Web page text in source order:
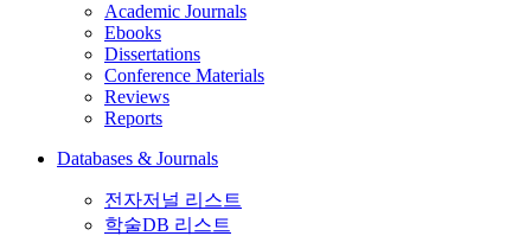
Academic Journals
Ebooks
Dissertations
Conference Materials
Reviews
Reports
Databases & Journals
전자저널 리스트
학술DB 리스트